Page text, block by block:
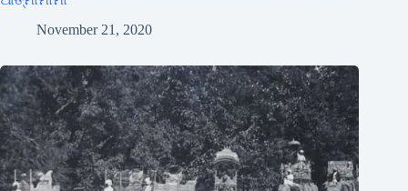
November 21, 2020